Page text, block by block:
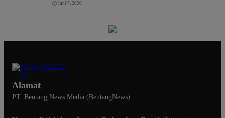
Juni 7, 2026
Alamat
PT. Bentang News Media (BentangNews)